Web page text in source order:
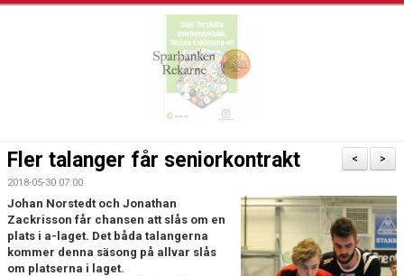
KALENDER
TRUPPEN
GÄSTBOK
>
<
Fler talanger får seniorkontrakt
2018-05-30 07:00
Johan Norstedt och Jonathan
Zackrisson får chansen att slås om en
plats i a-laget. Det båda talangerna
kommer denna säsong på allvar slås
om platserna i laget.